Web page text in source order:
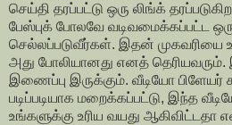
செய்தி தரப்பட்டு ஒரு லிங்க்
பேஸ்புக் போலவே வடிவமைக்கப்பட்ட
செல்லப்படுவீர்கள். இதன் முகவரியை
அது போலியானது எனத் தெரியவரும்.
இணைப்பு இருக்கும். வீடியோ பிளேயர்
படிப்படியாக மறைக்கப்பட்டு, இந்த
உங்களுக்கு உரிய வயது ஆகிவிட்டதா